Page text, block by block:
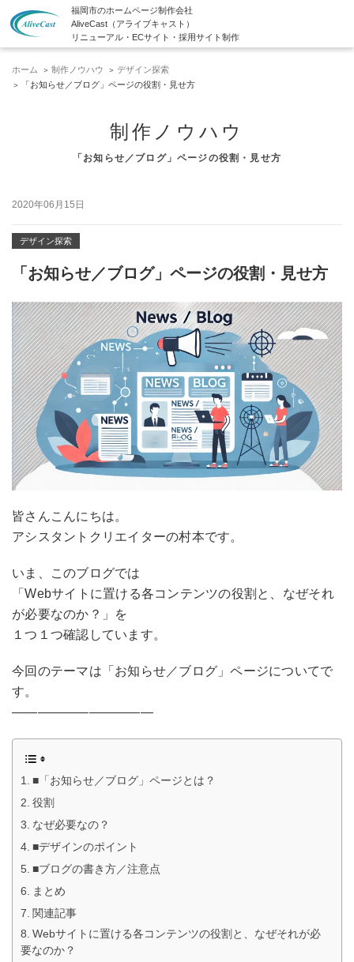
福岡市のホームページ制作会社
AliveCast（アライブキャスト）
リニューアル・ECサイト・採用サイト制作
ホーム 制作ノウハウ
デザイン探索
「お知らせ／ブログ」ページの役割・見せ方
制作ノウハウ
「お知らせ／ブログ」ページの役割・見せ方
2020年06月15日
デザイン探索
「お知らせ／ブログ」ページの役割・見せ方
皆さんこんにちは。
アシスタントクリエイターの村本です。
いま、このブログでは
「Webサイトに置ける各コンテンツの役割と、なぜそれ
が必要なのか？」を
１つ１つ確認しています。
今回のテーマは「お知らせ／ブログ」ページについてで
す。
———————————
■「お知らせ／ブログ」ページとは？
役割
なぜ必要なの？
■デザインのポイント
■ブログの書き方／注意点
まとめ
関連記事
Webサイトに置ける各コンテンツの役割と、なぜそれが必
要なのか？